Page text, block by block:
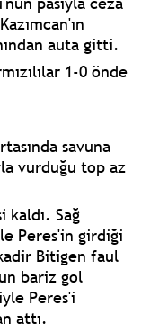
auta gitti.
1-0 önde
savuna
vurduğu top az
kaldı. Sağ
Peres'in girdiği
Bitigen faul
bariz gol
Peres'i
attı.